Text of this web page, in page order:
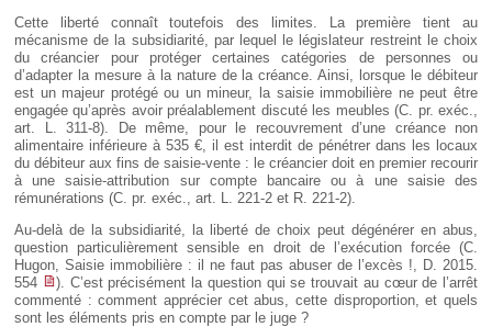
Cette liberté connaît toutefois des limites. La première tient au
mécanisme de la subsidiarité, par lequel le législateur restreint le choix
du créancier pour protéger certaines catégories de personnes ou
d’adapter la mesure à la nature de la créance. Ainsi, lorsque le débiteur
est un majeur protégé ou un mineur, la saisie immobilière ne peut être
engagée qu’après avoir préalablement discuté les meubles (C. pr. exéc.,
art. L. 311-8). De même, pour le recouvrement d’une créance non
alimentaire inférieure à 535 €, il est interdit de pénétrer dans les locaux
du débiteur aux fins de saisie-vente : le créancier doit en premier recourir
à une saisie-attribution sur compte bancaire ou à une saisie des
rémunérations (C. pr. exéc., art. L. 221-2 et R. 221-2).
Au-delà de la subsidiarité, la liberté de choix peut dégénérer en abus,
question particulièrement sensible en droit de l’exécution forcée (C.
Hugon, Saisie immobilière : il ne faut pas abuser de l’excès !, D. 2015.
554
). C’est précisément la question qui se trouvait au cœur de l’arrêt
commenté : comment apprécier cet abus, cette disproportion, et quels
sont les éléments pris en compte par le juge ?